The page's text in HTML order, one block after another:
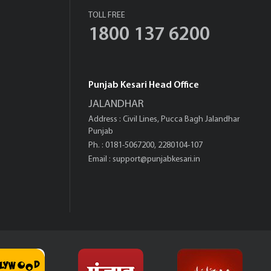
TOLL FREE
1800 137 6200
Punjab Kesari Head Office
JALANDHAR
Address : Civil Lines, Pucca Bagh Jalandhar
Punjab
Ph. : 0181-5067200, 2280104-107
Email : support@punjabkesari.in